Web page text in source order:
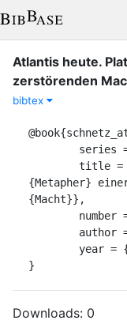
Atlantis heute.
zerstörenden
bibtex
{Metapher}
{Macht}},
}
Downloads: 0